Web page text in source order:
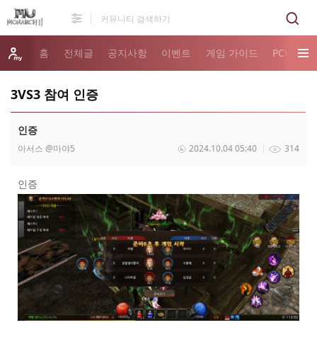
홈 전체글 공지사항 이벤트 게임 가이드 PC버전
3VS3 참여 인증
인증
아서스@마야5 314
2024.10.04 05:40
인증